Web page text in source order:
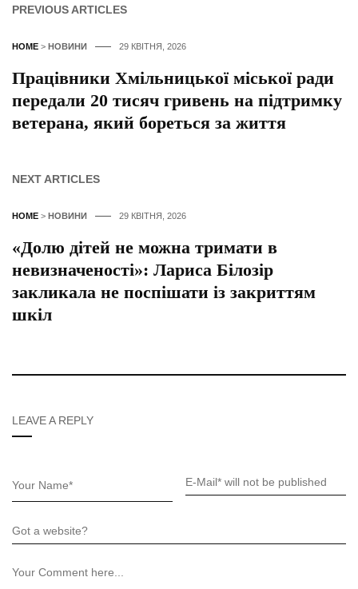
PREVIOUS ARTICLES
HOME > НОВИНИ 29 КВІТНЯ, 2026
Працівники Хмільницької міської ради
передали 20 тисяч гривень на підтримку
ветерана, який бореться за життя
NEXT ARTICLES
HOME > НОВИНИ 29 КВІТНЯ, 2026
«Долю дітей не можна тримати в
невизначеності»: Лариса Білозір
закликала не поспішати із закриттям
шкіл
LEAVE A REPLY